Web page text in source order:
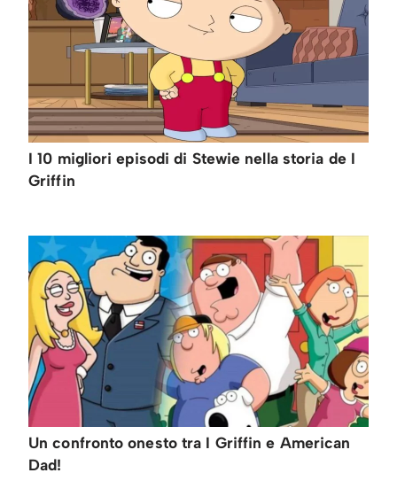
I 10 migliori episodi di Stewie nella storia de I
Griffin
Un confronto onesto tra I Griffin e American
Dad!